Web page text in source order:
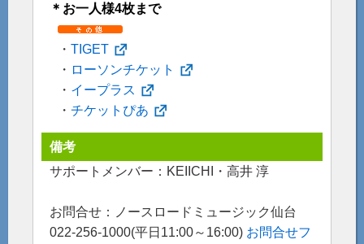
＊お一人様4枚まで
・ TIGET
・ ローソンチケット
・ イープラス
・ チケットぴあ
備考
サポートメンバー：KEIICHI・高井 淳
お問合せ：ノースロードミュージック仙台
022-256-1000(平日11:00～16:00) お問合せフ